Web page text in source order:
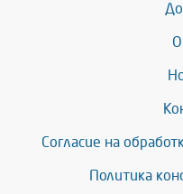
Согласие на
Политика